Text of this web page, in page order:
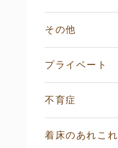
その他
プライベート
不育症
着床のあれこれ